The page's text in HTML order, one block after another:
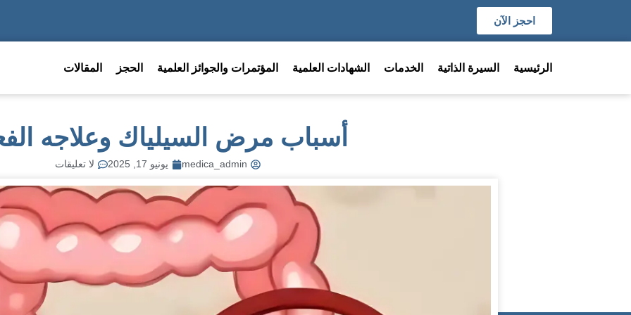
احجز الآن
الرئيسية السيرة الذاتية الخدمات الشهادات العلمية المؤتمرات والجوائز العلمية الحجز المقالات
أسباب مرض السيلياك وعلاجه
medica_admin يونيو 17, 2025 لا تعليقات